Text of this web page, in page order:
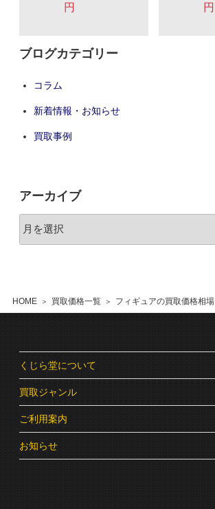
HOME 買取価格一覧 フィギュアの買取価格相場
円
円
ブログカテゴリー
コラム
新着情報・お知らせ
買取事例
アーカイブ
くじら堂について
買取ジャンル
ご利用案内
お知らせ